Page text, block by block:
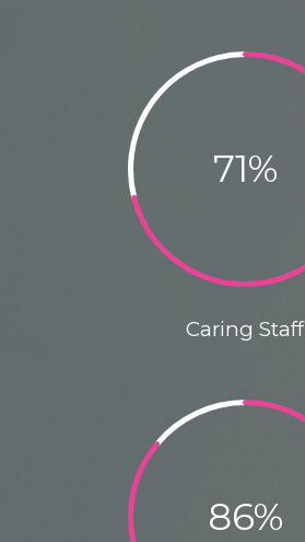
71%
Caring Staff
86%